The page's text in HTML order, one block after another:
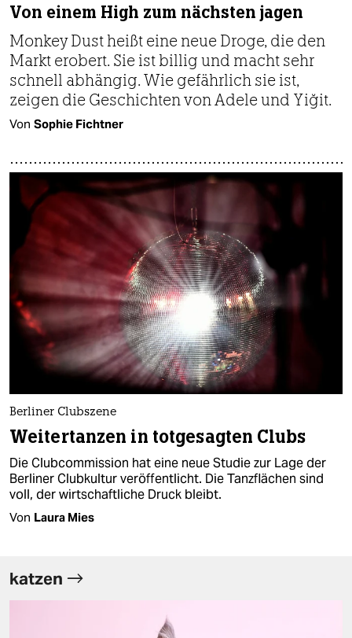
Von einem High zum nächsten jagen
Monkey Dust heißt eine neue Droge, die den
Markt erobert. Sie ist billig und macht sehr
schnell abhängig. Wie gefährlich sie ist,
zeigen die Geschichten von Adele und Yiğit.
Von Sophie Fichtner
Berliner Clubszene
Weitertanzen in totgesagten Clubs
Die Clubcommission hat eine neue Studie zur Lage der
Berliner Clubkultur veröffentlicht. Die Tanzflächen sind
voll, der wirtschaftliche Druck bleibt.
Von Laura Mies
katzen